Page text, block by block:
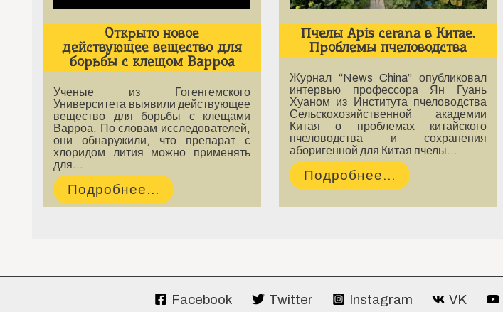
Открыто новое
действующее вещество для
борьбы с клещом Варроа
Ученые из Гогенгемского
Университета выявили действующее
вещество для борьбы с клещами
Варроа. По словам исследователей,
они обнаружили, что препарат с
хлоридом лития можно применять
для…
Подробнее...
Пчелы Apis cerana в Китае.
Проблемы пчеловодства
Журнал “News China” опубликовал
интервью профессора Ян Гуань
Хуаном из Института пчеловодства
Сельскохозяйственной академии
Китая о проблемах китайского
пчеловодства и сохранения
аборигенной для Китая пчелы…
Подробнее...
Facebook Twitter Instagram VK